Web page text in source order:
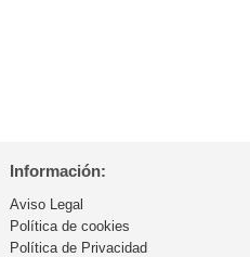
Información:
Aviso Legal
Política de cookies
Política de Privacidad